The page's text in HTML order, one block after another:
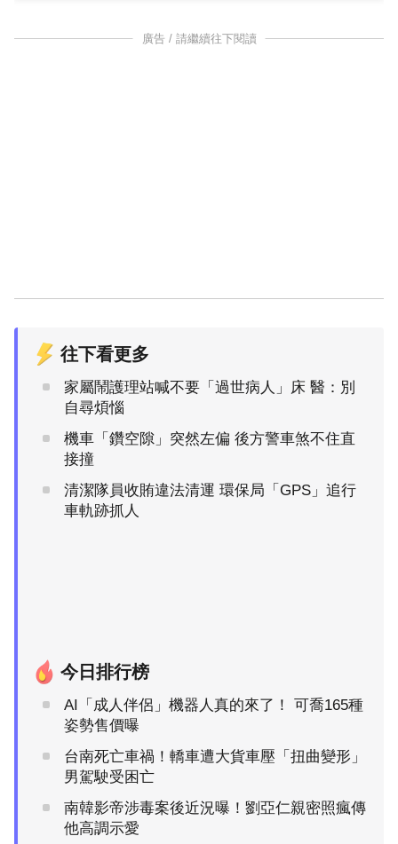
廣告 / 請繼續往下閱讀
往下看更多
家屬鬧護理站喊不要「過世病人」床 醫：別
自尋煩惱
機車「鑽空隙」突然左偏 後方警車煞不住直
接撞
清潔隊員收賄違法清運 環保局「GPS」追行
車軌跡抓人
今日排行榜
AI「成人伴侶」機器人真的來了！ 可喬165種
姿勢售價曝
台南死亡車禍！轎車遭大貨車壓「扭曲變形」
男駕駛受困亡
南韓影帝涉毒案後近況曝！劉亞仁親密照瘋傳
他高調示愛